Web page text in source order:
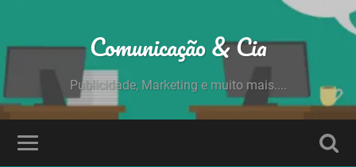
Comunicação & Cia
Publicidade, Marketing e muito mais....